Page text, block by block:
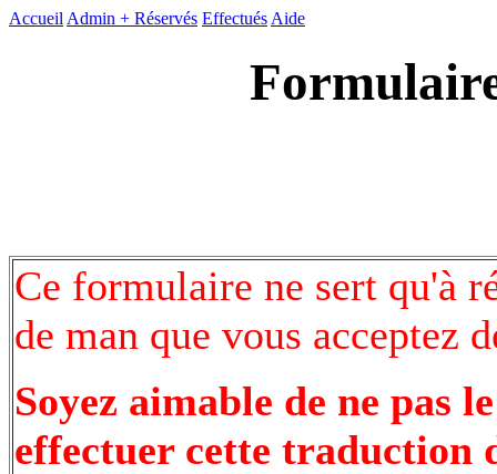
Accueil Admin + Réservés Effectués Aide
Ce formulaire ne sert qu'à
de man que vous acceptez
Soyez aimable de ne pas
effectuer cette traduction